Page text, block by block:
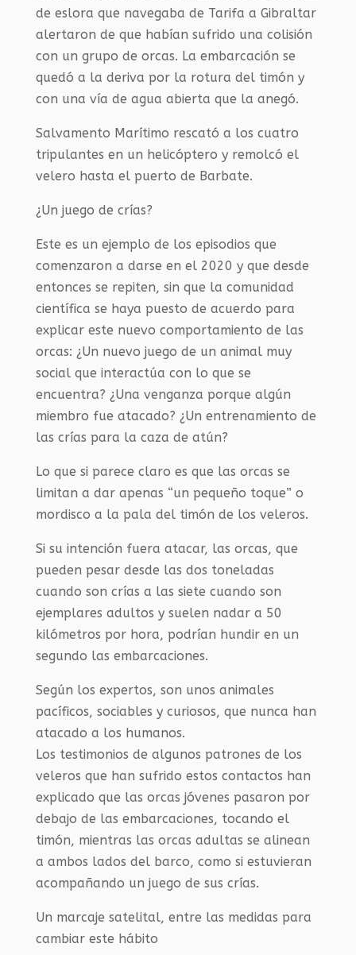
de eslora que navegaba de Tarifa a Gibraltar
alertaron de que habían sufrido una colisión
con un grupo de orcas. La embarcación se
quedó a la deriva por la rotura del timón y
con una vía de agua abierta que la anegó.
Salvamento Marítimo rescató a los cuatro
tripulantes en un helicóptero y remolcó el
velero hasta el puerto de Barbate.
¿Un juego de crías?
Este es un ejemplo de los episodios que
comenzaron a darse en el 2020 y que desde
entonces se repiten, sin que la comunidad
científica se haya puesto de acuerdo para
explicar este nuevo comportamiento de las
orcas: ¿Un nuevo juego de un animal muy
social que interactúa con lo que se
encuentra? ¿Una venganza porque algún
miembro fue atacado? ¿Un entrenamiento de
las crías para la caza de atún?
Lo que si parece claro es que las orcas se
limitan a dar apenas “un pequeño toque” o
mordisco a la pala del timón de los veleros.
Si su intención fuera atacar, las orcas, que
pueden pesar desde las dos toneladas
cuando son crías a las siete cuando son
ejemplares adultos y suelen nadar a 50
kilómetros por hora, podrían hundir en un
segundo las embarcaciones.
Según los expertos, son unos animales
pacíficos, sociables y curiosos, que nunca han
atacado a los humanos.
Los testimonios de algunos patrones de los
veleros que han sufrido estos contactos han
explicado que las orcas jóvenes pasaron por
debajo de las embarcaciones, tocando el
timón, mientras las orcas adultas se alinean
a ambos lados del barco, como si estuvieran
acompañando un juego de sus crías.
Un marcaje satelital, entre las medidas para
cambiar este hábito